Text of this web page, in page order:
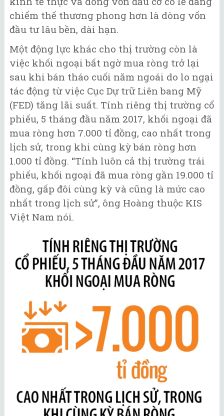
chiếm thế thương phong hơn là dòng vốn
đầu tư lâu bền, dài hạn.
Một động lực khác cho thị trường còn là
việc khối ngoại bất ngờ mua ròng trở lại
sau khi bán tháo cuối năm ngoái do lo ngại
tác động từ việc Cục Dự trữ Liên bang Mỹ
(FED) tăng lãi suất. Tính riêng thị trường cổ
phiếu, 5 tháng đầu năm 2017, khối ngoại đã
mua ròng hơn 7.000 tỉ đồng, cao nhất trong
lịch sử, trong khi cùng kỳ bán ròng hơn
1.000 tỉ đồng. “Tính luôn cả thị trường trái
phiếu, khối ngoại đã mua ròng gần 19.000 tỉ
đồng, gấp đôi cùng kỳ và cũng là mức cao
nhất trong lịch sử”, ông Hoàng thuộc KIS
Việt Nam nói.